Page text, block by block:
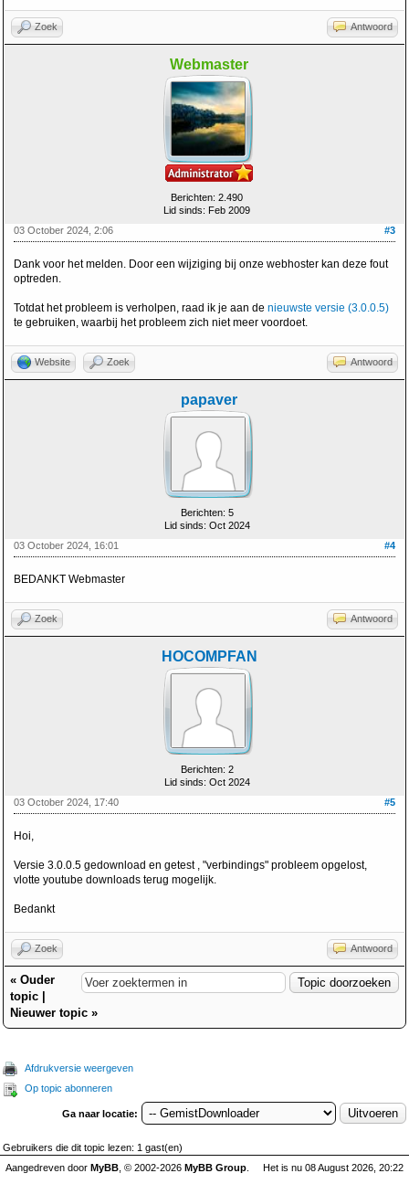
Zoek Antwoord
Webmaster
Berichten: 2.490
Lid sinds: Feb 2009
#3
03 October 2024, 2:06
Dank voor het melden. Door een wijziging bij onze webhoster kan deze fout
optreden.
Totdat het probleem is verholpen, raad ik je aan de nieuwste versie (3.0.0.5)
te gebruiken, waarbij het probleem zich niet meer voordoet.
Website Zoek Antwoord
papaver
Berichten: 5
Lid sinds: Oct 2024
#4
03 October 2024, 16:01
BEDANKT Webmaster
Zoek Antwoord
HOCOMPFAN
Berichten: 2
Lid sinds: Oct 2024
#5
03 October 2024, 17:40
Hoi,
Versie 3.0.0.5 gedownload en getest , "verbindings" probleem opgelost,
vlotte youtube downloads terug mogelijk.
Bedankt
Zoek Antwoord
« Ouder
topic
Nieuwer topic »
Afdrukversie weergeven
Op topic abonneren
Ga naar locatie:
Gebruikers die dit topic lezen: 1 gast(en)
Het is nu 08 August 2026, 20:22
Aangedreven door MyBB , © 2002-2026 MyBB Group